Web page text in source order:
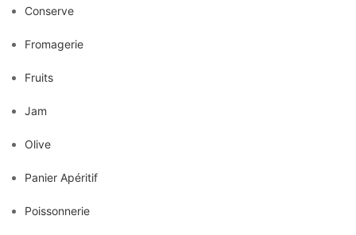
Conserve
Fromagerie
Fruits
Jam
Olive
Panier Apéritif
Poissonnerie